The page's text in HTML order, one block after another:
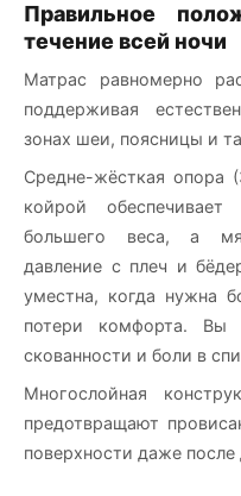
Правильное
течение всей ночи
Матрас равномерно
поддерживая
зонах шеи, поясницы и
Средне-жёсткая опора
койрой
большего веса, а
давление с плеч и
уместна, когда нужна
потери комфорта. Вы
скованности и боли в
Многослойная
предотвращают
поверхности даже после